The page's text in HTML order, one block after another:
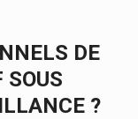
DE
SOUS
?